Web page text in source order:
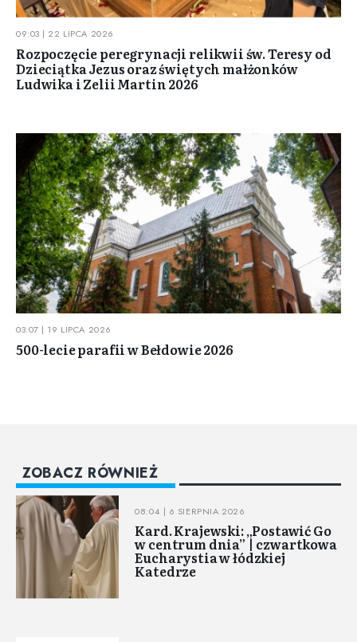
09:03 | 22 LIPCA 2026
Rozpoczęcie peregrynacji relikwii św. Teresy od
Dzieciątka Jezus oraz świętych małżonków
Ludwika i Zelii Martin 2026
03:07 | 19 LIPCA 2026
500-lecie parafii w Bełdowie 2026
ZOBACZ RÓWNIEŻ
08:04 | 6 SIERPNIA 2026
Kard. Krajewski: „Postawić Go
w centrum dnia” | czwartkowa
Eucharystia w łódzkiej
Katedrze